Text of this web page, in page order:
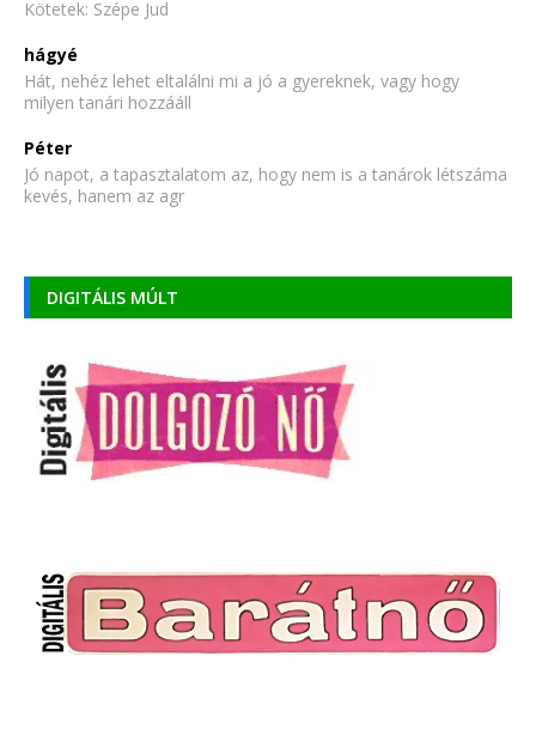
Kötetek: Szépe Jud
hágyé
Hát, nehéz lehet eltalálni mi a jó a gyereknek, vagy hogy
milyen tanári hozzááll
Péter
Jó napot, a tapasztalatom az, hogy nem is a tanárok létszáma
kevés, hanem az agr
DIGITÁLIS MÚLT